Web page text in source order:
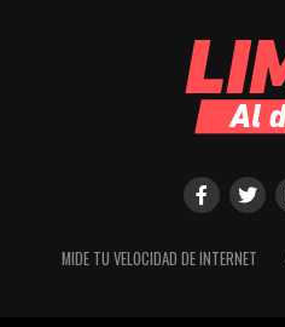
MIDE TU VELOCIDAD DE INTERNET